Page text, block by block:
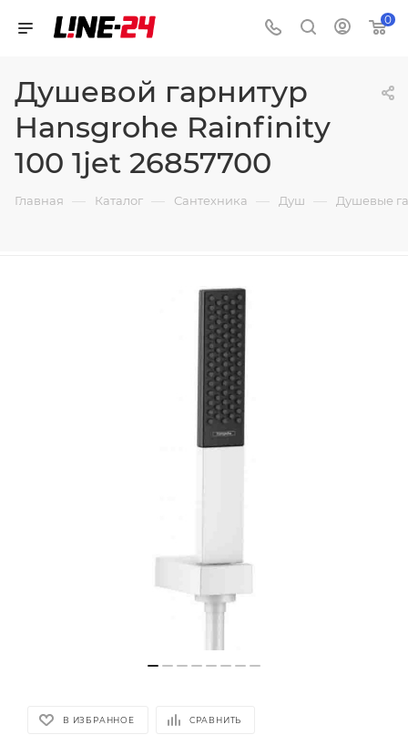
0
Душевой гарнитур
Hansgrohe Rainfinity
100 1jet 26857700
Главная — Каталог — Сантехника — Душ — Душевые
В ИЗБРАННОЕ СРАВНИТЬ